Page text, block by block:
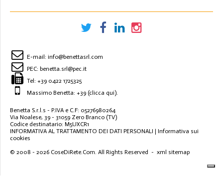
E-mail: info@benettasrl.com
PEC: benetta.srl@pec.it
Tel: +39 0422 1725325
Massimo Benetta: +39 (clicca qui).
Benetta S.r.l.s - P.IVA e C.F: 05276980264
Via Noalese, 39 - 31059 Zero Branco (TV)
Codice destinatario: M5UXCR1
INFORMATIVA AL TRATTAMENTO DEI DATI PERSONALI | Informativa sui
cookies
© 2008 - 2026 CoseDiRete.Com. All Rights Reserved - xml sitemap